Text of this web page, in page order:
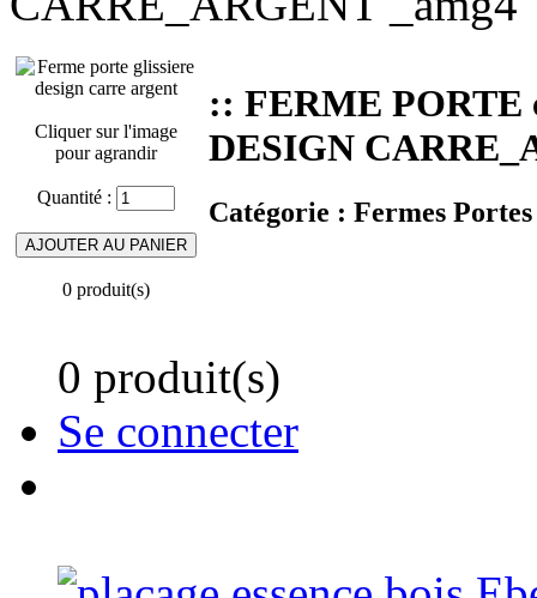
Cliquer sur l'image
pour agrandir
Quantité :
0 produit(s)
:: FERME PORTE
DESIGN
Catégorie : Fermes Portes
0 produit(s)
Se connecter